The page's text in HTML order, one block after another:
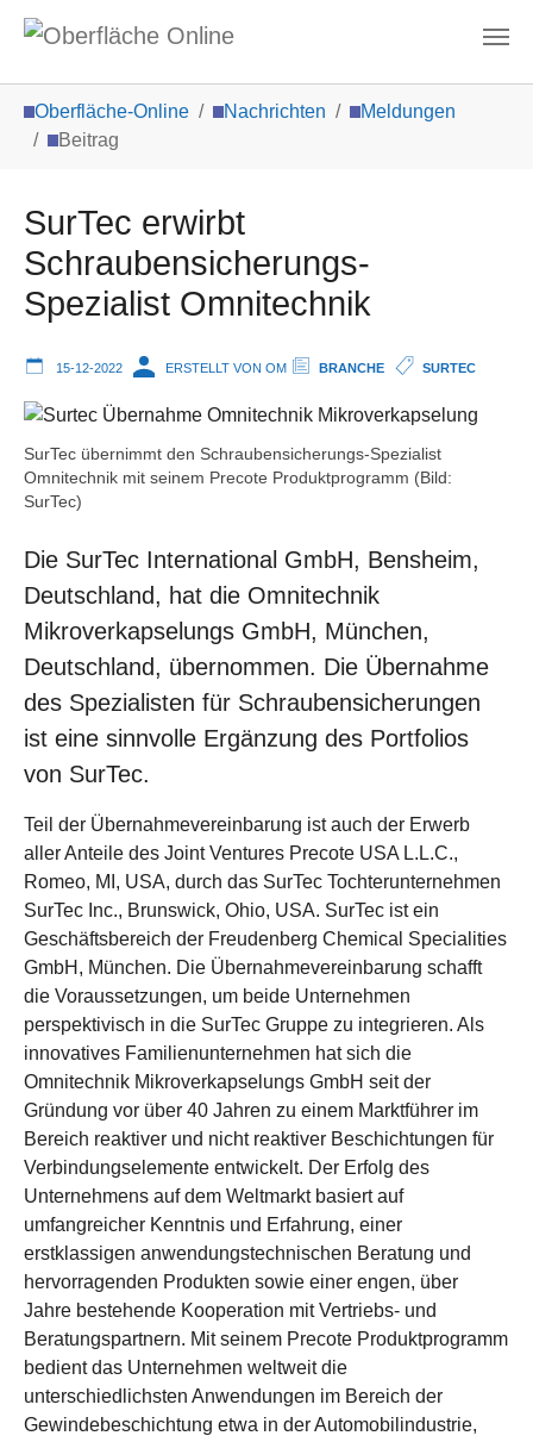
Oberfläche-Online Nachrichten
Meldungen
Beitrag
SurTec erwirbt
Schraubensicherungs-
Spezialist Omnitechnik
15-12-2022 ERSTELLT VON OM BRANCHE SURTEC
SurTec übernimmt den Schraubensicherungs-Spezialist
Omnitechnik mit seinem Precote Produktprogramm (Bild:
SurTec)
Die SurTec International GmbH, Bensheim,
Deutschland, hat die Omnitechnik
Mikroverkapselungs GmbH, München,
Deutschland, übernommen. Die Übernahme
des Spezialisten für Schraubensicherungen
ist eine sinnvolle Ergänzung des Portfolios
von SurTec.
Teil der Übernahmevereinbarung ist auch der Erwerb
aller Anteile des Joint Ventures Precote USA L.L.C.,
Romeo, MI, USA, durch das SurTec Tochterunternehmen
SurTec Inc., Brunswick, Ohio, USA. SurTec ist ein
Geschäftsbereich der Freudenberg Chemical Specialities
GmbH, München. Die Übernahmevereinbarung schafft
die Voraussetzungen, um beide Unternehmen
perspektivisch in die SurTec Gruppe zu integrieren. Als
innovatives Familienunternehmen hat sich die
Omnitechnik Mikroverkapselungs GmbH seit der
Gründung vor über 40 Jahren zu einem Marktführer im
Bereich reaktiver und nicht reaktiver Beschichtungen für
Verbindungselemente entwickelt. Der Erfolg des
Unternehmens auf dem Weltmarkt basiert auf
umfangreicher Kenntnis und Erfahrung, einer
erstklassigen anwendungstechnischen Beratung und
hervorragenden Produkten sowie einer engen, über
Jahre bestehende Kooperation mit Vertriebs- und
Beratungspartnern. Mit seinem Precote Produktprogramm
bedient das Unternehmen weltweit die
unterschiedlichsten Anwendungen im Bereich der
Gewindebeschichtung etwa in der Automobilindustrie,